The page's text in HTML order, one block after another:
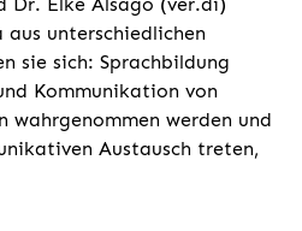
unterschiedlichen
sie sich: Sprachbildung
Kommunikation von
wahrgenommen werden und
Austausch treten,